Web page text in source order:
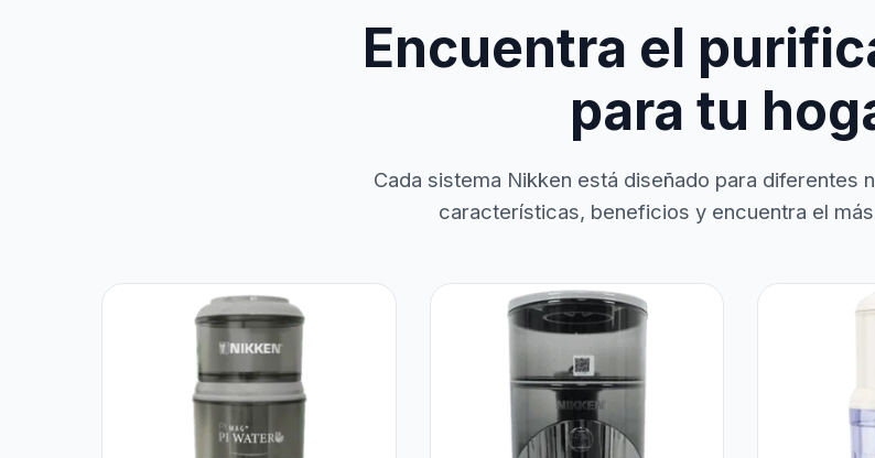
Encuentra el
para tu
Cada sistema Nikken está diseñado para diferentes
características, beneficios y encuentra el